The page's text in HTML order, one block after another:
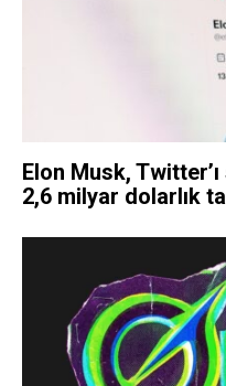
Elon Musk,
2,6 milyar dolarlık